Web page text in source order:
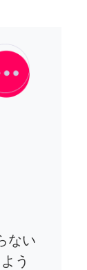
ない
う